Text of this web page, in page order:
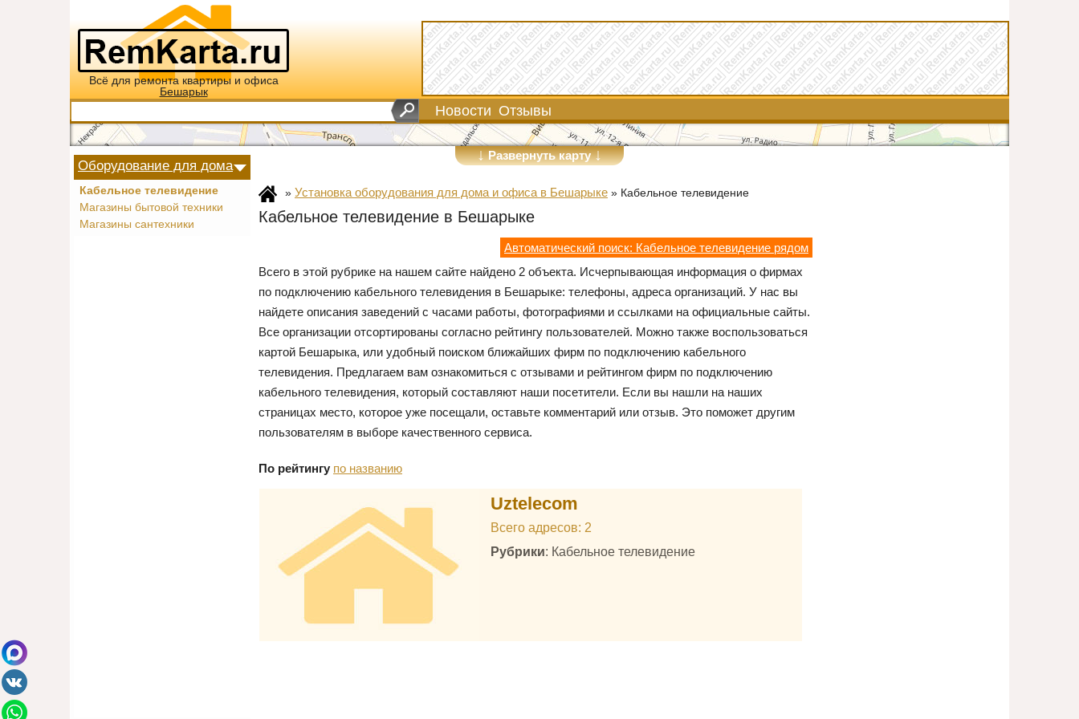
Всё для ремонта квартиры и офиса
Бешарык
Новости Отзывы
↓Развернуть карту↓
Оборудование для дома
Кабельное телевидение
Магазины бытовой техники
Магазины сантехники
» Установка оборудования для дома и офиса в Бешарыке » Кабельное телевидение
Кабельное телевидение в Бешарыке
Автоматический поиск: Кабельное телевидение рядом
Всего в этой рубрике на нашем сайте найдено 2 объекта. Исчерпывающая информация о фирмах
по подключению кабельного телевидения в Бешарыке: телефоны, адреса организаций. У нас вы
найдете описания заведений с часами работы, фотографиями и ссылками на официальные сайты.
Все организации отсортированы согласно рейтингу пользователей. Можно также воспользоваться
картой Бешарыка, или удобный поиском ближайших фирм по подключению кабельного
телевидения. Предлагаем вам ознакомиться с отзывами и рейтингом фирм по подключению
кабельного телевидения, который составляют наши посетители. Если вы нашли на наших
страницах место, которое уже посещали, оставьте комментарий или отзыв. Это поможет другим
пользователям в выборе качественного сервиса.
По рейтингу по названию
Uztelecom
Всего адресов: 2
Рубрики: Кабельное телевидение